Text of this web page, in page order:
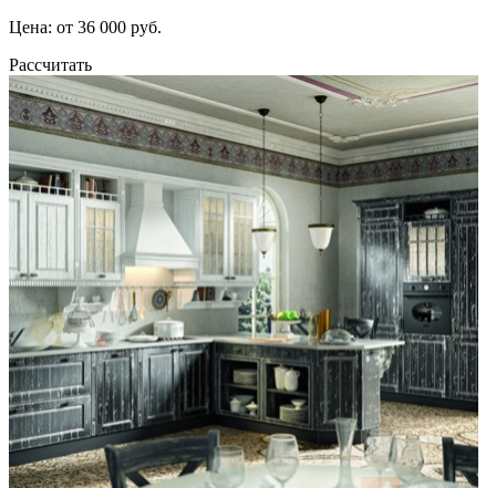
Цена: от 36 000 руб.
Рассчитать